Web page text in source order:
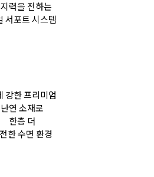
력을 전하는
서포트 시스템
강한 프리미엄
난연 소재로
한층 더
한 수면 환경